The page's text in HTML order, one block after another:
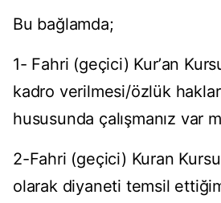
Bu bağlamda;
1- Fahri (geçici) Kurʼan
kadro verilmesi/özlük
hususunda çalışmanız var
2-Fahri (geçici) Kuran
olarak diyaneti temsil